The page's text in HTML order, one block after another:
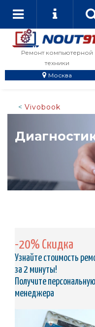
Ремонт компьютерной
техники
Москва
Vivobook
-20% Скидка
Узнайте стоимость
за 2 минуты!
Получите
менеджера